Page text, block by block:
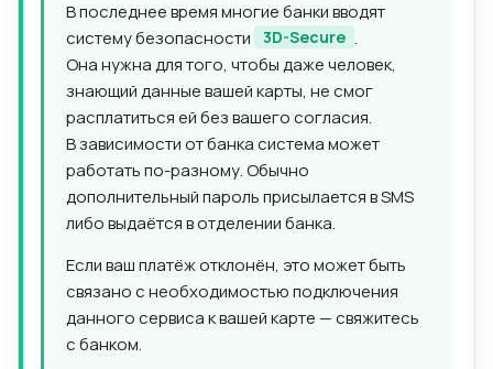
В последнее время многие банки вводят
систему безопасности
3D-Secure .
Она нужна для того, чтобы даже человек,
знающий данные вашей карты, не смог
расплатиться ей без вашего согласия.
В зависимости от банка система может
работать по-разному. Обычно
дополнительный пароль присылается в SMS
либо выдаётся в отделении банка.
Если ваш платёж отклонён, это может быть
связано с необходимостью подключения
данного сервиса к вашей карте — свяжитесь
с банком.